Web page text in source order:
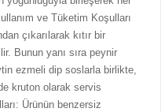
ve Tüketim Koşulları
çıkarılarak kıtır bir
Bunun yanı sıra peynir
ezmeli dip soslarla birlikte,
kruton olarak servis
Ürünün benzersiz